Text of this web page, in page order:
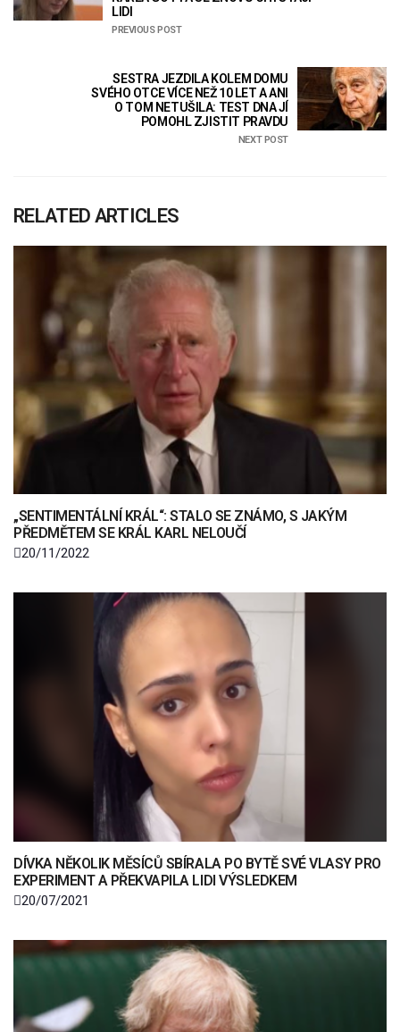
LIDI
PREVIOUS POST
SESTRA JEZDILA KOLEM DOMU
SVÉHO OTCE VÍCE NEŽ 10 LET A ANI
O TOM NETUŠILA: TEST DNA JÍ
POMOHL ZJISTIT PRAVDU
NEXT POST
RELATED ARTICLES
„SENTIMENTÁLNÍ KRÁL“: STALO SE ZNÁMO, S JAKÝM
PŘEDMĚTEM SE KRÁL KARL NELOUČÍ
20/11/2022
DÍVKA NĚKOLIK MĚSÍCŮ SBÍRALA PO BYTĚ SVÉ VLASY PRO
EXPERIMENT A PŘEKVAPILA LIDI VÝSLEDKEM
20/07/2021